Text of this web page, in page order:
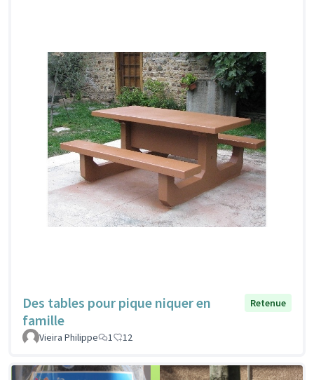
Des tables pour pique niquer en
famille
Retenue
Vieira Philippe 1 12